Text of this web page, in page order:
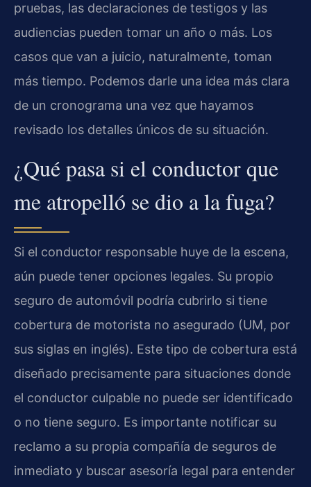
pruebas, las declaraciones de testigos y las
audiencias pueden tomar un año o más. Los
casos que van a juicio, naturalmente, toman
más tiempo. Podemos darle una idea más clara
de un cronograma una vez que hayamos
revisado los detalles únicos de su situación.
¿Qué pasa si el conductor que
me atropelló se dio a la fuga?
Si el conductor responsable huye de la escena,
aún puede tener opciones legales. Su propio
seguro de automóvil podría cubrirlo si tiene
cobertura de motorista no asegurado (UM, por
sus siglas en inglés). Este tipo de cobertura está
diseñado precisamente para situaciones donde
el conductor culpable no puede ser identificado
o no tiene seguro. Es importante notificar su
reclamo a su propia compañía de seguros de
inmediato y buscar asesoría legal para entender